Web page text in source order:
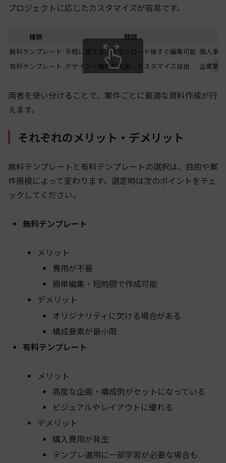
プロジェクトに応じたカスタマイズが容易です。
種類 特徴
無料テンプレート 手軽に使える、ダウンロード後すぐ編集可能 個人事
有料テンプレート デザイン・構成が充実、カスタマイズ自由 企業案
スクロールできます
両者を使い分けることで、案件ごとに最適な資料作成が行
えます。
それぞれのメリット・デメリット
無料テンプレートと有料テンプレートの選択は、目的や案
件規模によって変わります。選定時は次のポイントをチェ
ックしてください。
無料テンプレート
メリット
費用が不要
簡単編集・短時間で作成可能
デメリット
オリジナリティに欠ける場合がある
構成要素が最小限
有料テンプレート
メリット
高度な企画・構成例がセットになっている
ビジュアルやレイアウトに優れる
デメリット
購入費用が発生
テンプレ適用に一部学習が必要な場合も